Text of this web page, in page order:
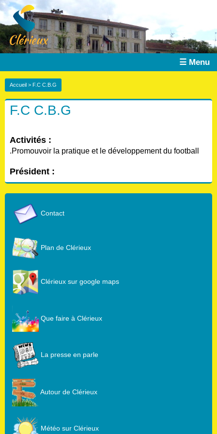
☰ Menu
Accueil > F.C C.B.G
F.C C.B.G
Activités :
.Promouvoir la pratique et le développement du football
Président :
Contact
Plan de Clérieux
Clérieux sur google maps
Que faire à Clérieux
La presse en parle
Autour de Clérieux
Météo sur Clérieux